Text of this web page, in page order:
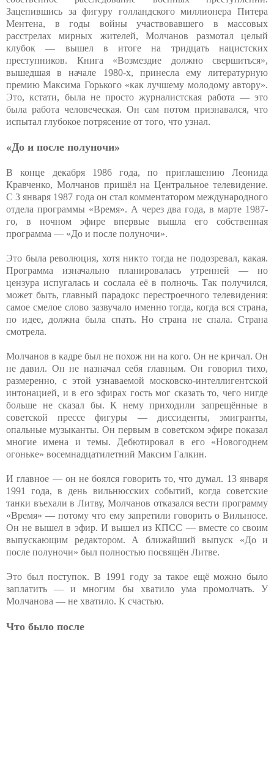
Зацепившись за фигуру голландского миллионера Питера
Ментена, в годы войны участвовавшего в массовых
расстрелах мирных жителей, Молчанов размотал целый
клубок — вышел в итоге на тридцать нацистских
преступников. Книга «Возмездие должно свершиться»,
вышедшая в начале 1980-х, принесла ему литературную
премию Максима Горького «как лучшему молодому автору».
Это, кстати, была не просто журналистская работа — это
была работа человеческая. Он сам потом признавался, что
испытал глубокое потрясение от того, что узнал.
«До и после полуночи»
В конце декабря 1986 года, по приглашению Леонида
Кравченко, Молчанов пришёл на Центральное телевидение.
С 3 января 1987 года он стал комментатором международного
отдела программы «Время». А через два года, в марте 1987-
го, в ночном эфире впервые вышла его собственная
программа — «До и после полуночи».
Это была революция, хотя никто тогда не подозревал, какая.
Программа изначально планировалась утренней — но
цензура испугалась и сослала её в полночь. Так получился,
может быть, главный парадокс перестроечного телевидения:
самое смелое слово зазвучало именно тогда, когда вся страна,
по идее, должна была спать. Но страна не спала. Страна
смотрела.
Молчанов в кадре был не похож ни на кого. Он не кричал. Он
не давил. Он не назначал себя главным. Он говорил тихо,
размеренно, с этой узнаваемой московско-интеллигентской
интонацией, и в его эфирах гость мог сказать то, чего нигде
больше не сказал бы. К нему приходили запрещённые в
советской прессе фигуры — диссиденты, эмигранты,
опальные музыканты. Он первым в советском эфире показал
многие имена и темы. Дебютировал в его «Новогоднем
огоньке» восемнадцатилетний Максим Галкин.
И главное — он не боялся говорить то, что думал. 13 января
1991 года, в день вильнюсских событий, когда советские
танки въехали в Литву, Молчанов отказался вести программу
«Время» — потому что ему запретили говорить о Вильнюсе.
Он не вышел в эфир. И вышел из КПСС — вместе со своим
выпускающим редактором. А ближайший выпуск «До и
после полуночи» был полностью посвящён Литве.
Это был поступок. В 1991 году за такое ещё можно было
заплатить — и многим бы хватило ума промолчать. У
Молчанова — не хватило. К счастью.
Что было после